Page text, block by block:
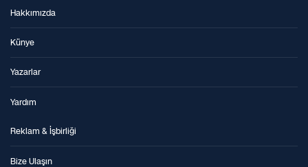
Hakkımızda
Künye
Yazarlar
Yardım
Reklam & İşbirliği
Bize Ulaşın